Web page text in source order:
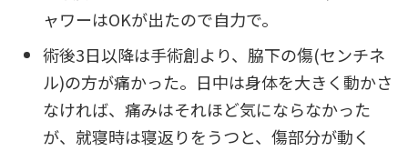
ャワーはOKが出たので自力で。
術後3日以降は手術創より、脇下の傷(センチネ
ル)の方が痛かった。日中は身体を大きく動かさ
なければ、痛みはそれほど気にならなかった
が、就寝時は寝返りをうつと、傷部分が動く